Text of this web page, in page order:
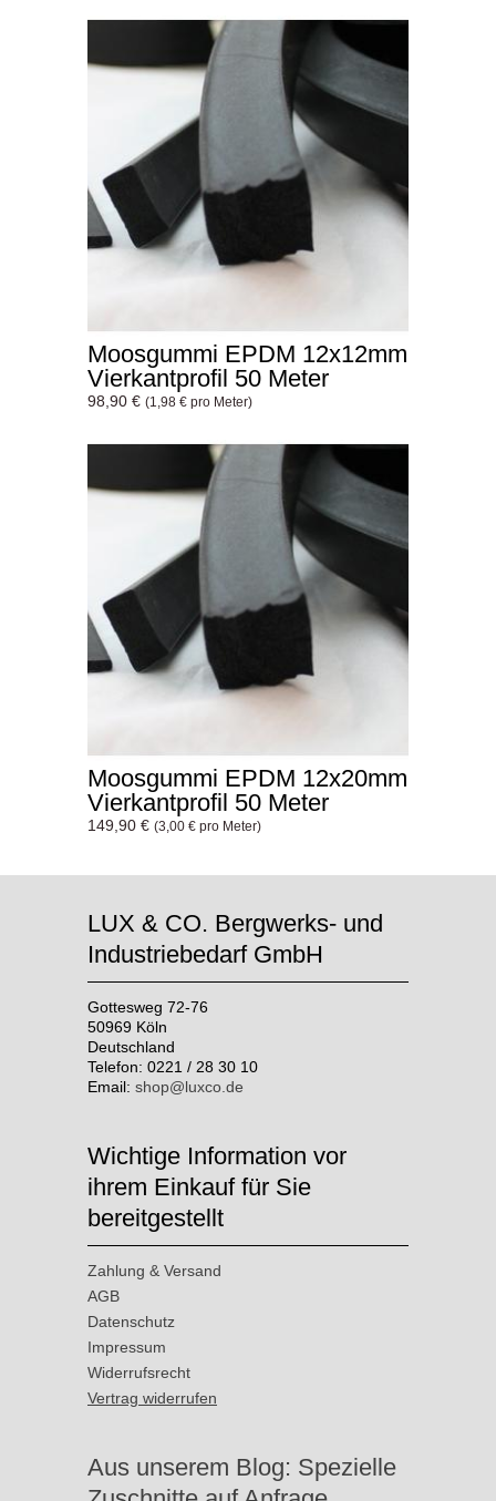
Moosgummi EPDM 12x12mm
Vierkantprofil 50 Meter
98,90 € (1,98 € pro Meter)
Moosgummi EPDM 12x20mm
Vierkantprofil 50 Meter
149,90 € (3,00 € pro Meter)
LUX & CO. Bergwerks- und
Industriebedarf GmbH
Gottesweg 72-76
50969 Köln
Deutschland
Telefon: 0221 / 28 30 10
Email: shop@luxco.de
Wichtige Information vor
ihrem Einkauf für Sie
bereitgestellt
Zahlung & Versand
AGB
Datenschutz
Impressum
Widerrufsrecht
Vertrag widerrufen
Aus unserem Blog: Spezielle